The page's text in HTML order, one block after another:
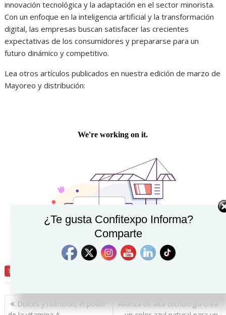
innovación tecnológica y la adaptación en el sector minorista.
Con un enfoque en la inteligencia artificial y la transformación
digital, las empresas buscan satisfacer las crecientes
expectativas de los consumidores y prepararse para un
futuro dinámico y competitivo.
Lea otros artículos publicados en nuestra edición de marzo de
Mayoreo y distribución:
Tecnología
Navegación
Dulces y nutrición, el poder
Alianza de alta tecnología crea
¿Te gusta Confitexpo Informa?
Comparte